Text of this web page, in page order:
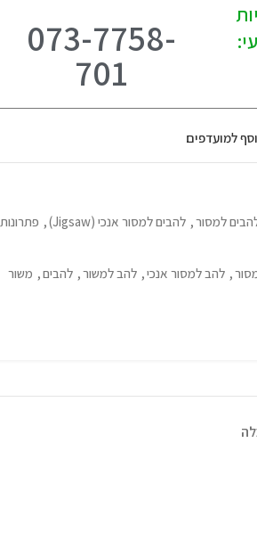
073-7758-
701
למועדפים
למסור, להבים למסור אנכי (Jigsaw) , פתרונות
, להב למסור אנכי, להב למשור, להבים, משור